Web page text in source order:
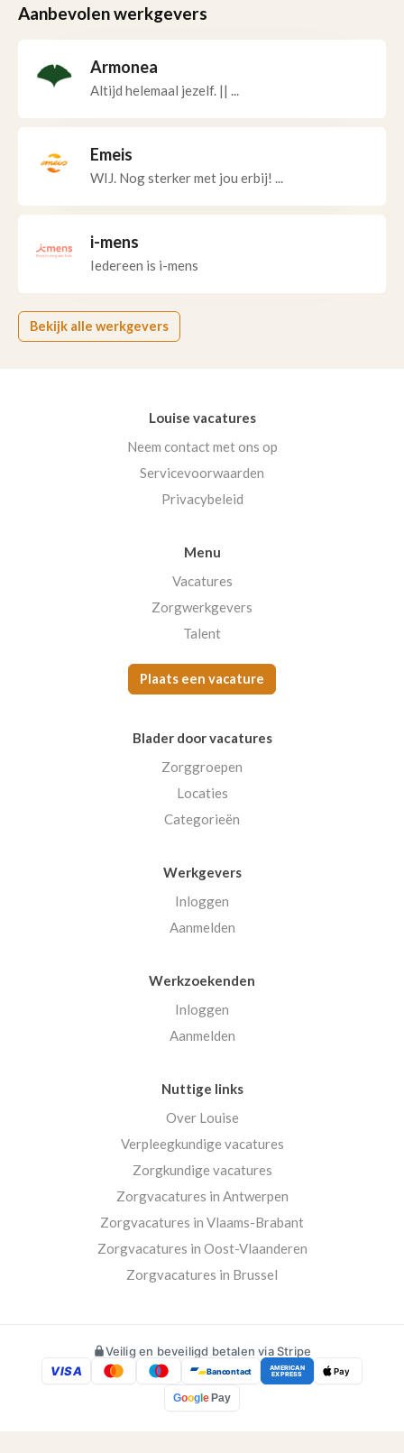
Aanbevolen werkgevers
Armonea
Altijd helemaal jezelf. || ...
Emeis
WIJ. Nog sterker met jou erbij! ...
i-mens
Iedereen is i-mens
Bekijk alle werkgevers
Louise vacatures
Neem contact met ons op
Servicevoorwaarden
Privacybeleid
Menu
Vacatures
Zorgwerkgevers
Talent
Plaats een vacature
Blader door vacatures
Zorggroepen
Locaties
Categorieën
Werkgevers
Inloggen
Aanmelden
Werkzoekenden
Inloggen
Aanmelden
Nuttige links
Over Louise
Verpleegkundige vacatures
Zorgkundige vacatures
Zorgvacatures in Antwerpen
Zorgvacatures in Vlaams-Brabant
Zorgvacatures in Oost-Vlaanderen
Zorgvacatures in Brussel
Veilig en beveiligd betalen via Stripe
VISA
Bancontact AMERICAN
EXPRESS Pay
Googl e Pay